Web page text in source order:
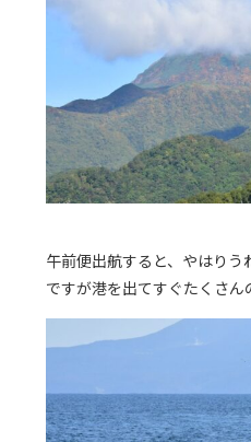
午前便出航すると、やはりう
ですが港を出てすぐたくさん